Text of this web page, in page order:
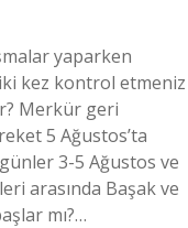
yaparken
kez kontrol etmeniz
Merkür geri
5 Ağustos’ta
3-5 Ağustos ve
​​arasında Başak ve
mı?…